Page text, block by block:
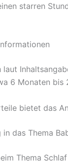
starren
6 Monaten bis
bietet das
in das Thema
Thema